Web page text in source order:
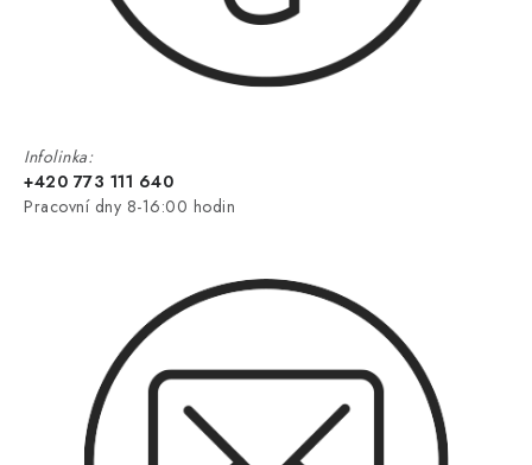
Infolinka:
+420 773 111 640
Pracovní dny 8-16:00 hodin